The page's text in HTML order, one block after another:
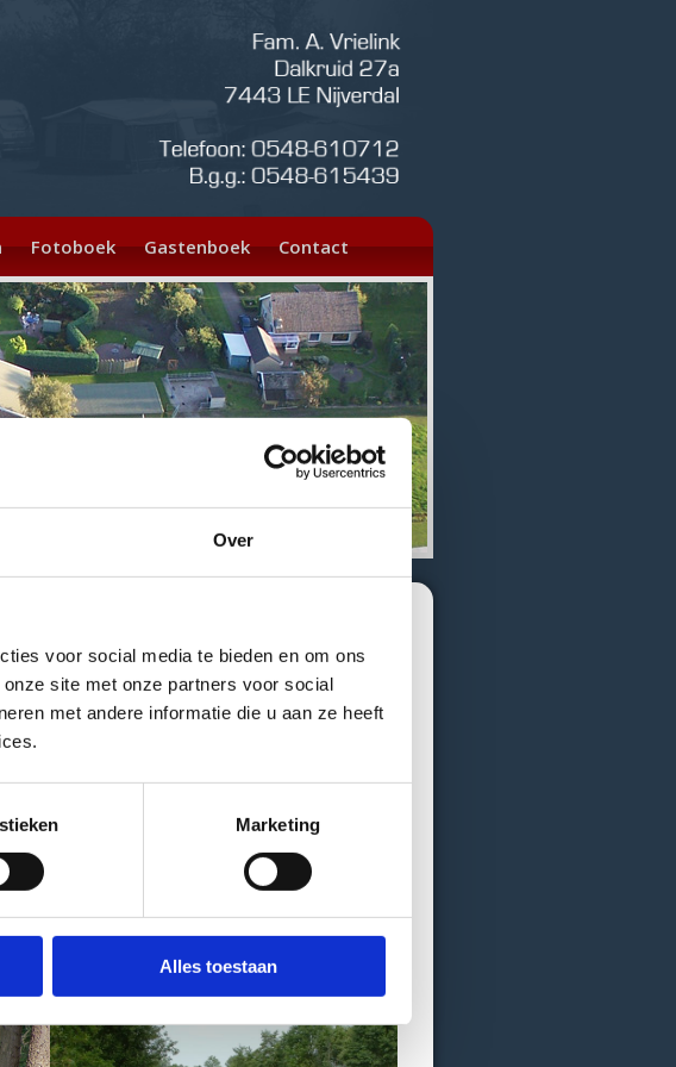
Over
voor social media te bieden en om ons
site met onze partners voor social
met andere informatie die u aan ze heeft
Marketing
Alles toestaan
Fotoboek Gastenboek Contact
Regge. Deze rivier biedt uitgebreide
ander watervertier.
gaande zijn. Nijverdal en Hellendoorn
voor de “winkelsporter”. En ook Duitsland
en uitgaansgelegenheden te bezoeken (zie
en mountainbikeroutes.
verdere mogelijkheden.